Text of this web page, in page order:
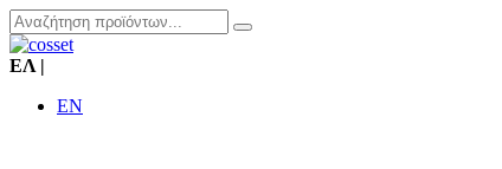
ΕΛ |
EN